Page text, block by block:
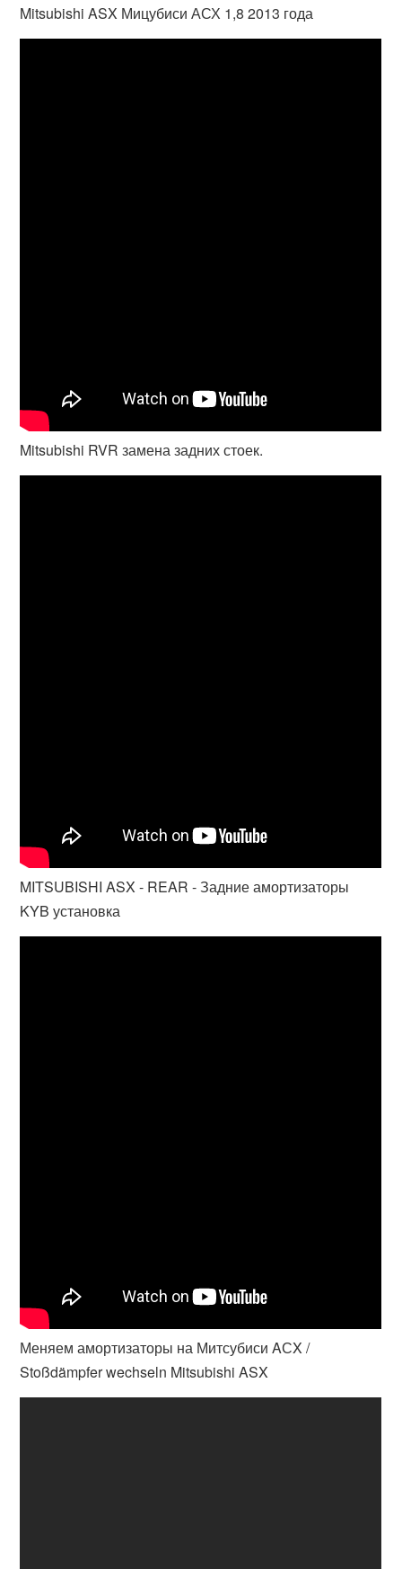
Mitsubishi ASX Мицубиси АСХ 1,8 2013 года
Mitsubishi RVR замена задних стоек.
MITSUBISHI ASX - REAR - Задние амортизаторы
KYB установка
Меняем амортизаторы на Митсубиси AСX /
Stoßdämpfer wechseln Mitsubishi ASX